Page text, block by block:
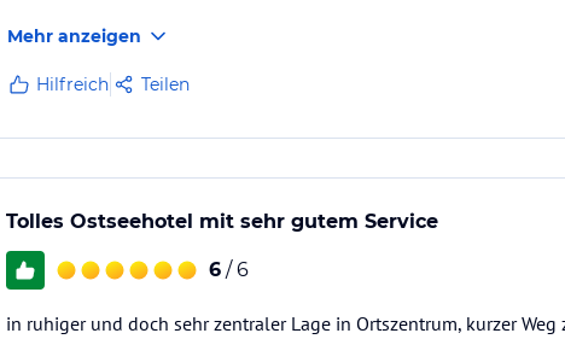
Mehr anzeigen
Hilfreich Teilen
Tolles Ostseehotel mit sehr gutem Service
6 / 6
in ruhiger und doch sehr zentraler Lage in Ortszentrum, kurzer